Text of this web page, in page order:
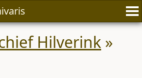
Hilverink »